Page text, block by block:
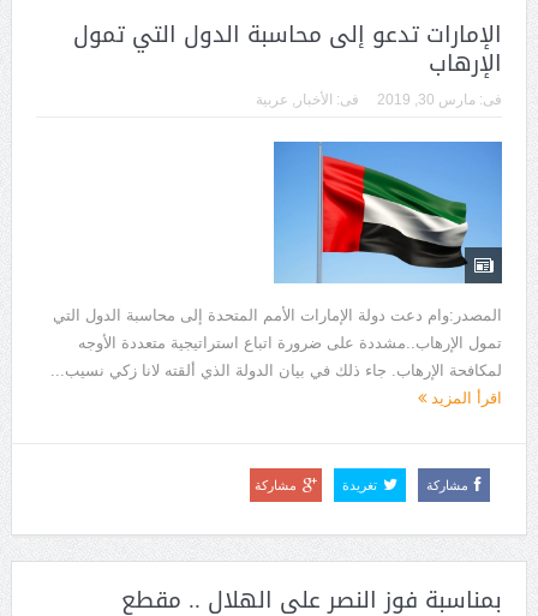
الإمارات تدعو إلى محاسبة الدول التي تمول
الإرهاب
فى: مارس 30, 2019 فى: الأخبار , عربية
المصدر:وام دعت دولة الإمارات الأمم المتحدة إلى محاسبة الدول التي
تمول الإرهاب..مشددة على ضرورة اتباع استراتيجية متعددة الأوجه
لمكافحة الإرهاب. جاء ذلك في بيان الدولة الذي ألقته لانا زكي نسيب...
اقرأ المزيد
مشاركة تغريدة مشاركة
بمناسبة فوز النصر على الهلال .. مقطع